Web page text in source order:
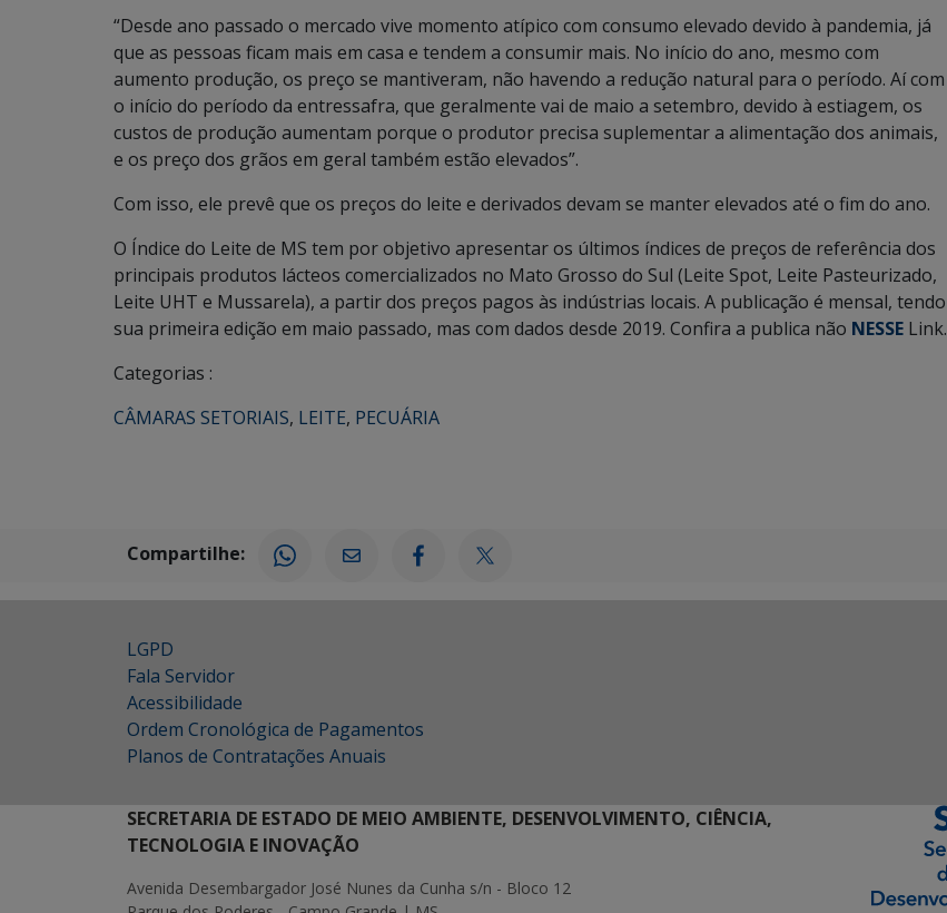
“Desde ano passado o mercado vive momento atípico com consumo elevado devido à pandemia, já
que as pessoas ficam mais em casa e tendem a consumir mais. No início do ano, mesmo com
aumento produção, os preço se mantiveram, não havendo a redução natural para o período. Aí com
o início do período da entressafra, que geralmente vai de maio a setembro, devido à estiagem, os
custos de produção aumentam porque o produtor precisa suplementar a alimentação dos animais,
e os preço dos grãos em geral também estão elevados”.
Com isso, ele prevê que os preços do leite e derivados devam se manter elevados até o fim do ano.
O Índice do Leite de MS tem por objetivo apresentar os últimos índices de preços de referência dos
principais produtos lácteos comercializados no Mato Grosso do Sul (Leite Spot, Leite Pasteurizado,
Leite UHT e Mussarela), a partir dos preços pagos às indústrias locais. A publicação é mensal, tendo
sua primeira edição em maio passado, mas com dados desde 2019. Confira a publica não NESSE Link.
Categorias :
CÂMARAS SETORIAIS, LEITE, PECUÁRIA
Compartilhe:
LGPD
Fala Servidor
Acessibilidade
Ordem Cronológica de Pagamentos
Planos de Contratações Anuais
SECRETARIA DE ESTADO DE MEIO AMBIENTE, DESENVOLVIMENTO, CIÊNCIA,
TECNOLOGIA E INOVAÇÃO
Avenida Desembargador José Nunes da Cunha s/n - Bloco 12